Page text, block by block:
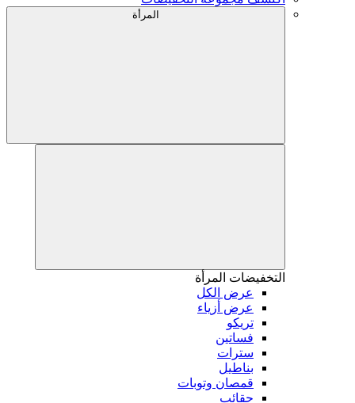
المرأة
التخفيضات المرأة
عرض الكل
عرض أزياء
تريكو
فساتين
سترات
بناطيل
قمصان وتوبات
حقائب